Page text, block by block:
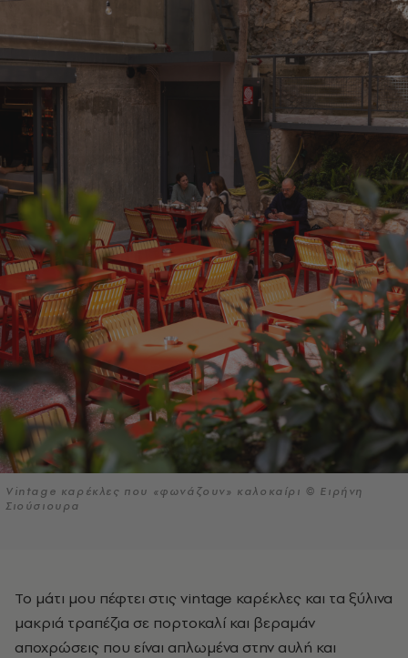
Vintage καρέκλες που «φωνάζουν» καλοκαίρι © Ειρήνη
Σιούσιουρα
Το μάτι μου πέφτει στις vintage καρέκλες και τα ξύλινα
μακριά τραπέζια σε πορτοκαλί και βεραμάν
αποχρώσεις που είναι απλωμένα στην αυλή και